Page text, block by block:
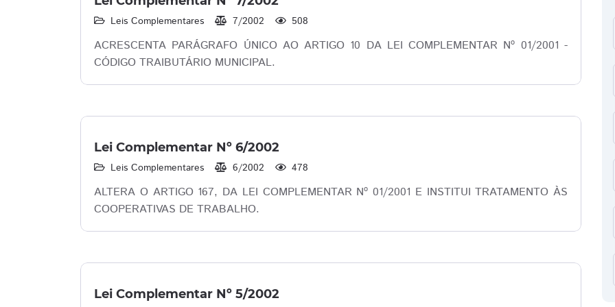
Leis Complementares 7/2002 508
ACRESCENTA PARÁGRAFO ÚNICO AO ARTIGO 10 DA LEI COMPLEMENTAR Nº 01/2001 -
CÓDIGO TRAIBUTÁRIO MUNICIPAL.
Lei Complementar Nº 6/2002
Leis Complementares 6/2002 478
ALTERA O ARTIGO 167, DA LEI COMPLEMENTAR Nº 01/2001 E INSTITUI TRATAMENTO ÀS
COOPERATIVAS DE TRABALHO.
Lei Complementar Nº 5/2002